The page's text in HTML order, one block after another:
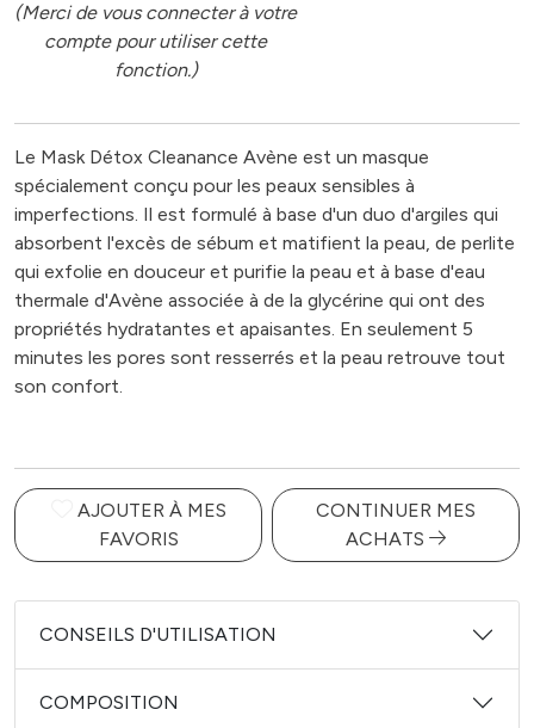
(Merci de vous connecter à votre
compte pour utiliser cette
fonction.)
Le Mask Détox Cleanance Avène est un masque
spécialement conçu pour les peaux sensibles à
imperfections. Il est formulé à base d'un duo d'argiles qui
absorbent l'excès de sébum et matifient la peau, de perlite
qui exfolie en douceur et purifie la peau et à base d'eau
thermale d'Avène associée à de la glycérine qui ont des
propriétés hydratantes et apaisantes. En seulement 5
minutes les pores sont resserrés et la peau retrouve tout
son confort.
AJOUTER À MES
FAVORIS
CONTINUER MES
ACHATS
CONSEILS D'UTILISATION
COMPOSITION